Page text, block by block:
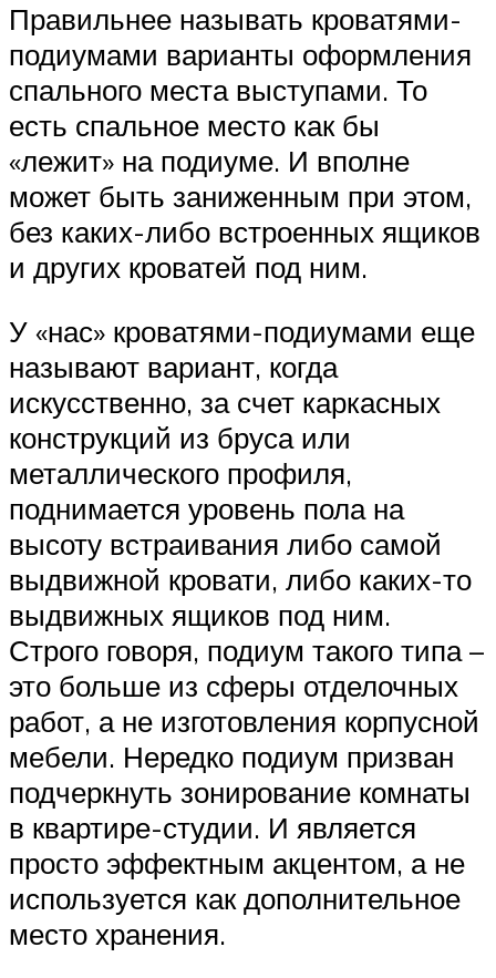
Правильнее называть кроватями-
подиумами варианты оформления
спального места выступами. То
есть спальное место как бы
«лежит» на подиуме. И вполне
может быть заниженным при этом,
без каких-либо встроенных ящиков
и других кроватей под ним.
У «нас» кроватями-подиумами еще
называют вариант, когда
искусственно, за счет каркасных
конструкций из бруса или
металлического профиля,
поднимается уровень пола на
высоту встраивания либо самой
выдвижной кровати, либо каких-то
выдвижных ящиков под ним.
Строго говоря, подиум такого типа –
это больше из сферы отделочных
работ, а не изготовления корпусной
мебели. Нередко подиум призван
подчеркнуть зонирование комнаты
в квартире-студии. И является
просто эффектным акцентом, а не
используется как дополнительное
место хранения.